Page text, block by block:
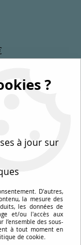
DÉSTOCKAGE
de 20 ans.
?
à jour sur
D'autres,
la mesure des
les données de
et/ou l'accès aux
des sous-
à tout moment en
de cookie.